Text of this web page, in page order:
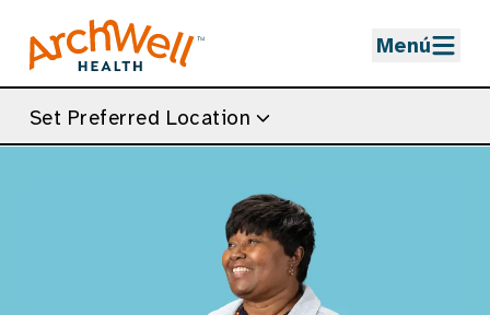
Menú
Set Preferred Location